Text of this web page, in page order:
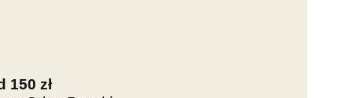
150 zł